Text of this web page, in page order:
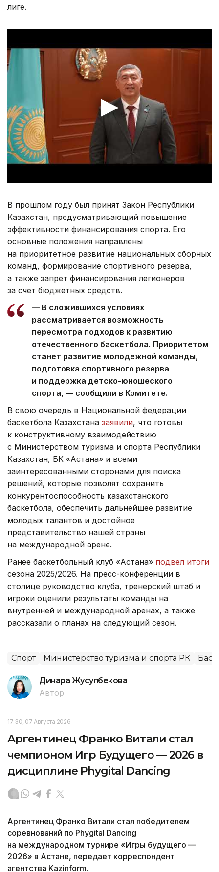
лиге.
В прошлом году был принят Закон Республики
Казахстан, предусматривающий повышение
эффективности финансирования спорта. Его
основные положения направлены
на приоритетное развитие национальных сборных
команд, формирование спортивного резерва,
а также запрет финансирования легионеров
за счет бюджетных средств.
— В сложившихся условиях
рассматривается возможность
пересмотра подходов к развитию
отечественного баскетбола. Приоритетом
станет развитие молодежной команды,
подготовка спортивного резерва
и поддержка детско-юношеского
спорта, — сообщили в Комитете.
В свою очередь в Национальной федерации
баскетбола Казахстана заявили, что готовы
к конструктивному взаимодействию
с Министерством туризма и спорта Республики
Казахстан, БК «Астана» и всеми
заинтересованными сторонами для поиска
решений, которые позволят сохранить
конкурентоспособность казахстанского
баскетбола, обеспечить дальнейшее развитие
молодых талантов и достойное
представительство нашей страны
на международной арене.
Ранее баскетбольный клуб «Астана» подвел итоги
сезона 2025/2026. На пресс-конференции в
столице руководство клуба, тренерский штаб и
игроки оценили результаты команды на
внутренней и международной аренах, а также
рассказали о планах на следующий сезон.
Спорт Министерство туризма и спорта РК
Динара Жусупбекова
Автор
17:30, 07 Августа 2026
Аргентинец Франко Витали стал
чемпионом Игр Будущего — 2026 в
дисциплине Phygital Dancing
Аргентинец Франко Витали стал победителем
соревнований по Phygital Dancing
на международном турнире «Игры будущего —
2026» в Астане, передает корреспондент
агентства Kazinform.